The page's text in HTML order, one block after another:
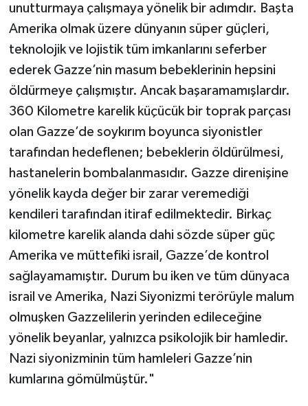
unutturmaya çalışmaya yönelik bir adımdır. Başta
Amerika olmak üzere dünyanın süper güçleri,
teknolojik ve lojistik tüm imkanlarını seferber
ederek Gazze’nin masum bebeklerinin hepsini
öldürmeye çalışmıştır. Ancak başaramamışlardır.
360 Kilometre karelik küçücük bir toprak parçası
olan Gazze’de soykırım boyunca siyonistler
tarafından hedeflenen; bebeklerin öldürülmesi,
hastanelerin bombalanmasıdır. Gazze direnişine
yönelik kayda değer bir zarar veremediği
kendileri tarafından itiraf edilmektedir. Birkaç
kilometre karelik alanda dahi sözde süper güç
Amerika ve müttefiki israil, Gazze’de kontrol
sağlayamamıştır. Durum bu iken ve tüm dünyaca
israil ve Amerika, Nazi Siyonizmi terörüyle malum
olmuşken Gazzelilerin yerinden edileceğine
yönelik beyanlar, yalnızca psikolojik bir hamledir.
Nazi siyonizminin tüm hamleleri Gazze’nin
kumlarına gömülmüştür."